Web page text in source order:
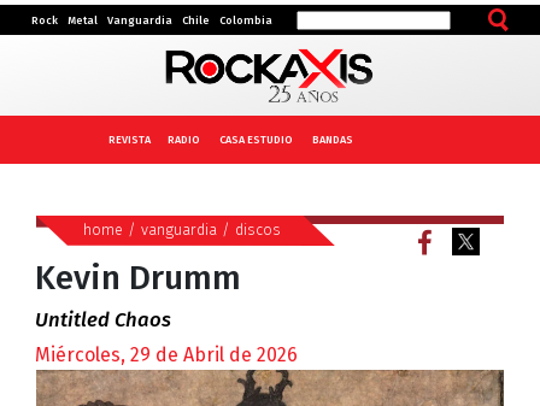
Rock Metal Vanguardia Chile Colombia
REVISTA RADIO CASA ESTUDIO BANDAS
home / vanguardia/ discos
Kevin Drumm
Untitled Chaos
Miércoles, 29 de Abril de 2026